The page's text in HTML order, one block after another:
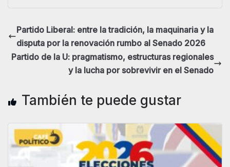
Partido Liberal: entre la tradición, la maquinaria y la
disputa por la renovación rumbo al Senado 2026
Partido de la U: pragmatismo, estructuras regionales
y la lucha por sobrevivir en el Senado
También te puede gustar